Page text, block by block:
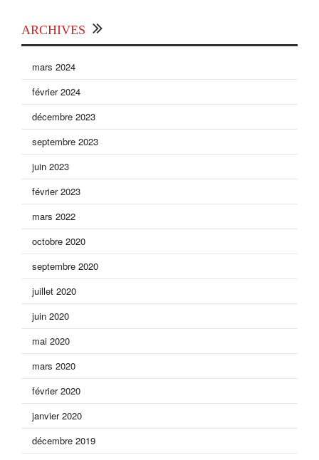
ARCHIVES
mars 2024
février 2024
décembre 2023
septembre 2023
juin 2023
février 2023
mars 2022
octobre 2020
septembre 2020
juillet 2020
juin 2020
mai 2020
mars 2020
février 2020
janvier 2020
décembre 2019